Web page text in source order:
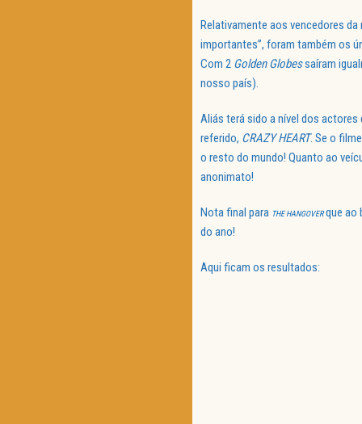
Relativamente aos vencedores
importantes”, foram também os
Com 2 Golden Globessaíram
nosso país).
Aliás terá sido a nível dos
referido, CRAZY HEART. Se o
o resto do mundo! Quanto ao
anonimato!
Nota final para THE HANGOVERque ao
do ano!
Aqui ficam os resultados: